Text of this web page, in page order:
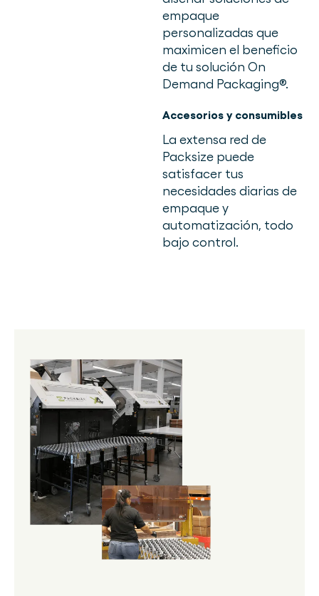
empaque
personalizadas que
maximicen el beneficio
de tu solución On
Demand Packaging®.
Accesorios y consumibles
La extensa red de
Packsize puede
satisfacer tus
necesidades diarias de
empaque y
automatización, todo
bajo control.